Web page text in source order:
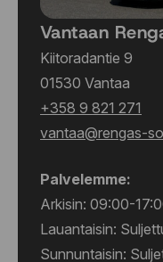
Vantaan
Kiitoradantie 9
01530 Vantaa
+358 9 821 271
vantaa@rengas-
Palvelemme:
Arkisin: 09:00-
Lauantaisin:
Sunnuntaisin: